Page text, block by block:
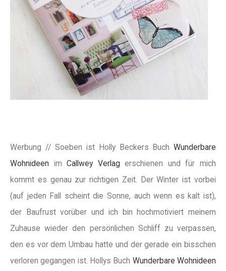
Werbung // Soeben ist Holly Beckers Buch Wunderbare
Wohnideen imCallwey Verlag erschienen und für mich
kommt es genau zur richtigen Zeit. Der Winter ist vorbei
(auf jeden Fall scheint die Sonne, auch wenn es kalt ist),
der Baufrust vorüber und ich bin hochmotiviert meinem
Zuhause wieder den persönlichen Schliff zu verpassen,
den es vor dem Umbau hatte und der gerade ein bisschen
verloren gegangen ist. Hollys Buch Wunderbare Wohnideen